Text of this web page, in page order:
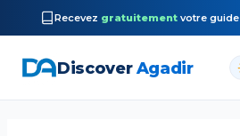
Recevez gratuitementvotre guide
DiscoverAgadir